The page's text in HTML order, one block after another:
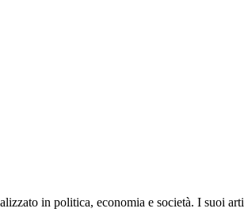
in politica, economia e società. I suoi